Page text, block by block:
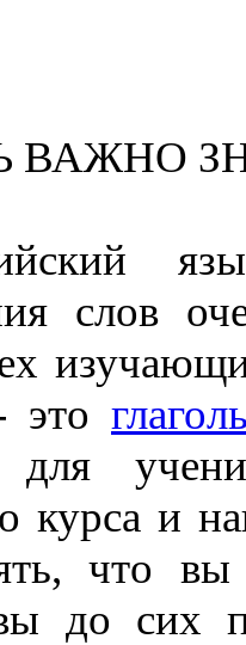
ВАЖНО
слов
это
курса и
что
до сих